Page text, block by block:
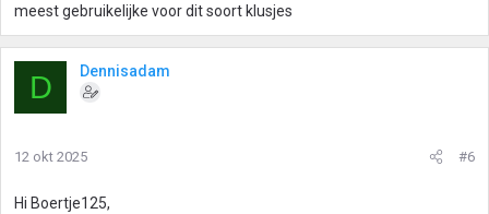
meest gebruikelijke voor dit soort klusjes
D Dennisadam
12 okt 2025 #6
Hi Boertje125,